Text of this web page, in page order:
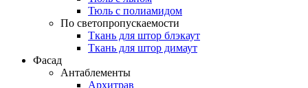
Тюль с полиамидом
По светопропускаемости
Ткань для штор блэкаут
Ткань для штор димаут
Фасад
Антаблементы
Архитрав